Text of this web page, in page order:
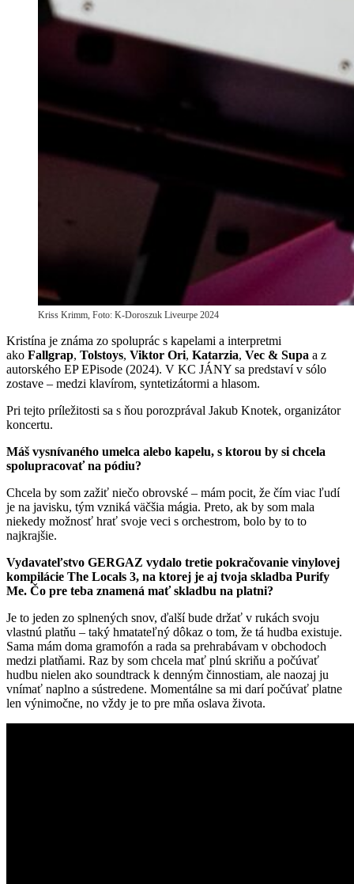
Kriss Krimm, Foto: K-Doroszuk Liveurpe 2024
Kristína je známa zo spoluprác s kapelami a interpretmi
ako Fallgrap, Tolstoys, Viktor Ori, Katarzia, Vec & Supa a z
autorského EP EPisode (2024). V KC JÁNY sa predstaví v sólo
zostave – medzi klavírom, syntetizátormi a hlasom.
Pri tejto príležitosti sa s ňou porozprával Jakub Knotek, organizátor
koncertu.
Máš vysnívaného umelca alebo kapelu, s ktorou by si chcela
spolupracovať na pódiu?
Chcela by som zažiť niečo obrovské – mám pocit, že čím viac ľudí
je na javisku, tým vzniká väčšia mágia. Preto, ak by som mala
niekedy možnosť hrať svoje veci s orchestrom, bolo by to to
najkrajšie.
Vydavateľstvo GERGAZ vydalo tretie pokračovanie vinylovej
kompilácie The Locals 3, na ktorej je aj tvoja skladba Purify
Me. Čo pre teba znamená mať skladbu na platni?
Je to jeden zo splnených snov, ďalší bude držať v rukách svoju
vlastnú platňu – taký hmatateľný dôkaz o tom, že tá hudba existuje.
Sama mám doma gramofón a rada sa prehrabávam v obchodoch
medzi platňami. Raz by som chcela mať plnú skriňu a počúvať
hudbu nielen ako soundtrack k denným činnostiam, ale naozaj ju
vnímať naplno a sústredene. Momentálne sa mi darí počúvať platne
len výnimočne, no vždy je to pre mňa oslava života.